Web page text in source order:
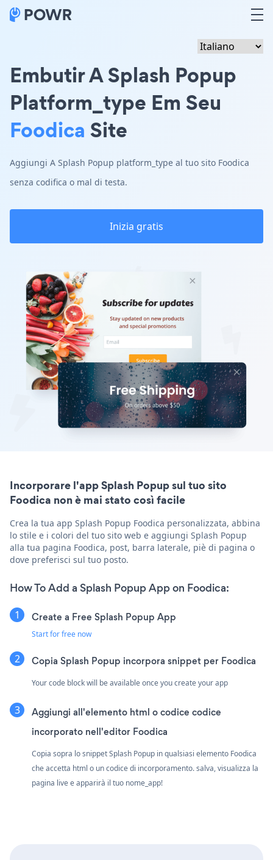
Embutir A Splash Popup
Platform_type Em Seu
Foodica Site
Aggiungi A Splash Popup platform_type al tuo sito Foodica
senza codifica o mal di testa.
Inizia gratis
Incorporare l'app Splash Popup sul tuo sito
Foodica non è mai stato così facile
Crea la tua app Splash Popup Foodica personalizzata, abbina
lo stile e i colori del tuo sito web e aggiungi Splash Popup
alla tua pagina Foodica, post, barra laterale, piè di pagina o
dove preferisci sul tuo posto.
How To Add a Splash Popup App on Foodica:
Create a Free Splash Popup App
Start for free now
Copia Splash Popup incorpora snippet per Foodica
Your code block will be available once you create your app
Aggiungi all'elemento html o codice codice
incorporato nell'editor Foodica
Copia sopra lo snippet Splash Popup in qualsiasi elemento Foodica
che accetta html o un codice di incorporamento. salva, visualizza la
pagina live e apparirà il tuo nome_app!